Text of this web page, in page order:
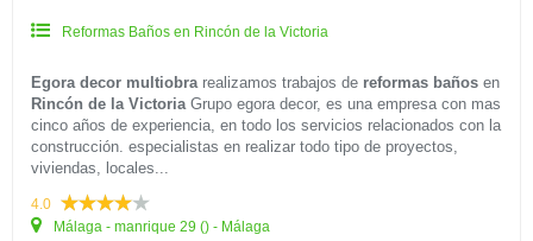
Reformas Baños en Rincón de la Victoria
Egora decor multiobrarealizamos trabajos de reformas baños en
Rincón de la VictoriaGrupo egora decor, es una empresa con mas
cinco años de experiencia, en todo los servicios relacionados con la
construcción. especialistas en realizar todo tipo de proyectos,
viviendas, locales...
4.0
Málaga - manrique 29 () - Málaga